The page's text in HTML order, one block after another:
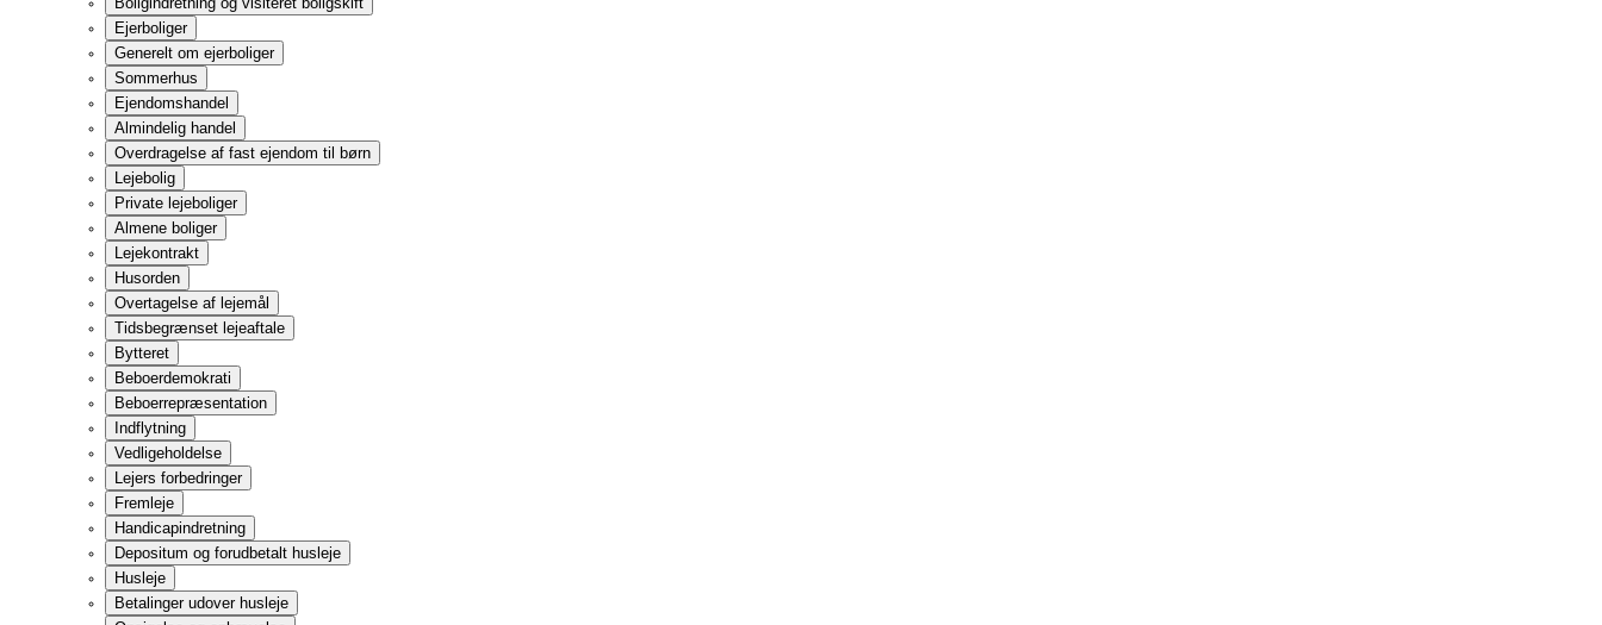
Opsigelse og ophævelse
Fraflytning
Beboerklagenævn
Huslejenævnet
Boligretten
Naboforhold
Hegnsloven
Naboret i øvrigt
"God naboskik"
Post - Levering
Ældreboliger
Plejehjem og beskyttede boliger
Plejeboliger og ældreboliger
Visitation til plejehjem, plejebolig og ældrebolig
Plejeboliggaranti og ventelister
Flytning til anden kommune
Flytning uden samtykke
Samtykke til flytning
Betingelser for flytning uden informeret samtykke
Klage
Værgemål, attest eller fremtidsfuldmagt
Betaling i plejebolig og ældrebolig
Betaling på plejehjem efter gamle regler
Økonomien når ægtefællen flytter i plejebolig eller plejehjem
Fraflytning og opsigelse af pleje- eller ældrebolig samt plejehjem